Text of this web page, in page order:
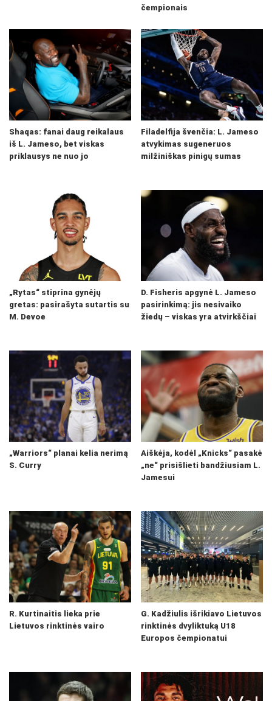
čempionais
Shaqas: fanai daug reikalaus
iš L. Jameso, bet viskas
priklausys ne nuo jo
Filadelfija švenčia: L. Jameso
atvykimas sugeneruos
milžiniškas pinigų sumas
„Rytas“ stiprina gynėjų
gretas: pasirašyta sutartis su
M. Devoe
D. Fisheris apgynė L. Jameso
pasirinkimą: jis nesivaiko
žiedų – viskas yra atvirkščiai
„Warriors“ planai kelia nerimą
S. Curry
Aiškėja, kodėl „Knicks“ pasakė
„ne“ prisišlieti bandžiusiam L.
Jamesui
R. Kurtinaitis lieka prie
Lietuvos rinktinės vairo
G. Kadžiulis išrikiavo Lietuvos
rinktinės dvyliktuką U18
Europos čempionatui